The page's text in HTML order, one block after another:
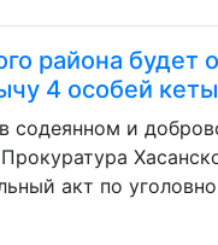
района будет
4 особей кеты
содеянном и
акт по